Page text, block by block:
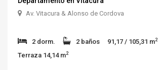
Av. Vitacura & Alonso de Cordova
2 dorm. 2 baños 91,17 / 105,31 m2
Terraza 14,14 m2